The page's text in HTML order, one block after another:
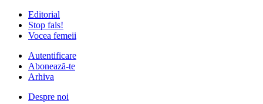
Editorial
Stop fals!
Vocea femeii
Autentificare
Abonează-te
Arhiva
Despre noi